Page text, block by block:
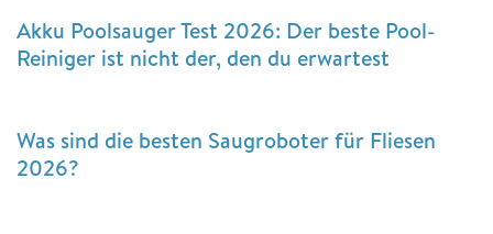
Akku Poolsauger Test 2026: Der beste Pool-
Reiniger ist nicht der, den du erwartest
Was sind die besten Saugroboter für Fliesen
2026?